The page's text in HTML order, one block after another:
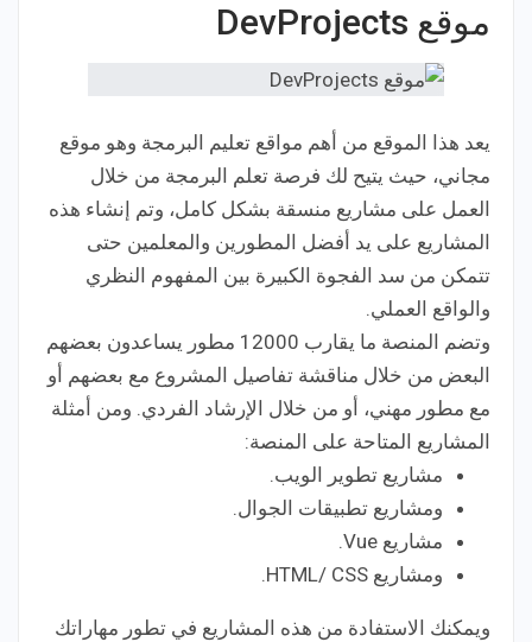
موقع DevProjects
يعد هذا الموقع من أهم مواقع تعليم البرمجة وهو موقع
مجاني، حيث يتيح لك فرصة تعلم البرمجة من خلال
العمل على مشاريع منسقة بشكل كامل، وتم إنشاء هذه
المشاريع على يد أفضل المطورين والمعلمين حتى
تتمكن من سد الفجوة الكبيرة بين المفهوم النظري
والواقع العملي.
وتضم المنصة ما يقارب 12000 مطور يساعدون بعضهم
البعض من خلال مناقشة تفاصيل المشروع مع بعضهم أو
مع مطور مهني، أو من خلال الإرشاد الفردي. ومن أمثلة
المشاريع المتاحة على المنصة:
مشاريع تطوير الويب.
ومشاريع تطبيقات الجوال.
مشاريع Vue.
ومشاريع HTML/ CSS.
ويمكنك الاستفادة من هذه المشاريع في تطور مهاراتك